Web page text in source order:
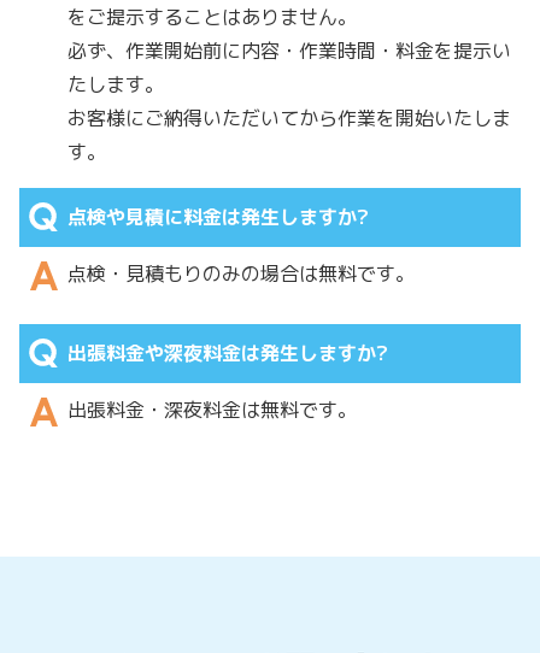
をご提示することはありません。
必ず、作業開始前に内容・作業時間・料金を提示い
たします。
お客様にご納得いただいてから作業を開始いたしま
す。
点検や見積に料金は発生しますか?
点検・見積もりのみの場合は無料です。
出張料金や深夜料金は発生しますか?
出張料金・深夜料金は無料です。